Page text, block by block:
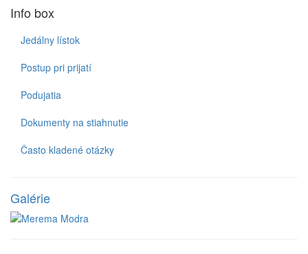
Info box
Jedálny lístok
Postup pri prijatí
Podujatia
Dokumenty na stiahnutie
Často kladené otázky
Galérie